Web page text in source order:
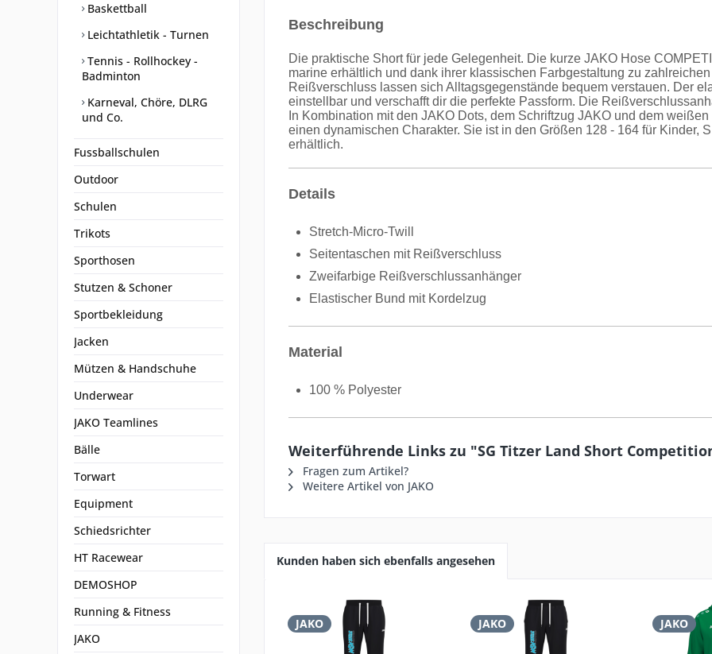
Baskettball
Leichtathletik - Turnen
Tennis - Rollhockey -
Badminton
Karneval, Chöre, DLRG
und Co.
Fussballschulen
Outdoor
Schulen
Trikots
Sporthosen
Stutzen & Schoner
Sportbekleidung
Jacken
Mützen & Handschuhe
Underwear
JAKO Teamlines
Bälle
Torwart
Equipment
Schiedsrichter
HT Racewear
DEMOSHOP
Running & Fitness
JAKO
Beschreibung
Die praktische Short für jede Gelegenheit. Die kurze JAKO Hose
marine erhältlich und dank ihrer klassischen Farbgestaltung zu
Reißverschluss lassen sich Alltagsgegenstände bequem verstauen. Der
einstellbar und verschafft dir die perfekte Passform. Die
In Kombination mit den JAKO Dots, dem Schriftzug JAKO und dem
einen dynamischen Charakter. Sie ist in den Größen 128 - 164 für Kinder,
erhältlich.
Details
Stretch-Micro-Twill
Seitentaschen mit Reißverschluss
Zweifarbige Reißverschlussanhänger
Elastischer Bund mit Kordelzug
Material
100 % Polyester
Weiterführende Links zu "SG Titzer Land Short
Fragen zum Artikel?
Weitere Artikel von JAKO
Kunden haben sich ebenfalls angesehen
JAKO JAKO JAKO